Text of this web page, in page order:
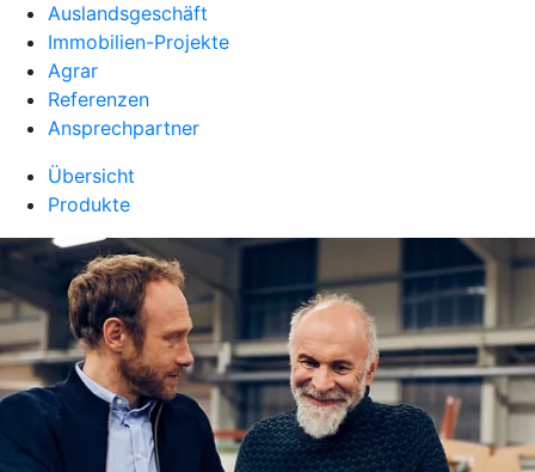
Auslandsgeschäft
Immobilien-Projekte
Agrar
Referenzen
Ansprechpartner
Übersicht
Produkte